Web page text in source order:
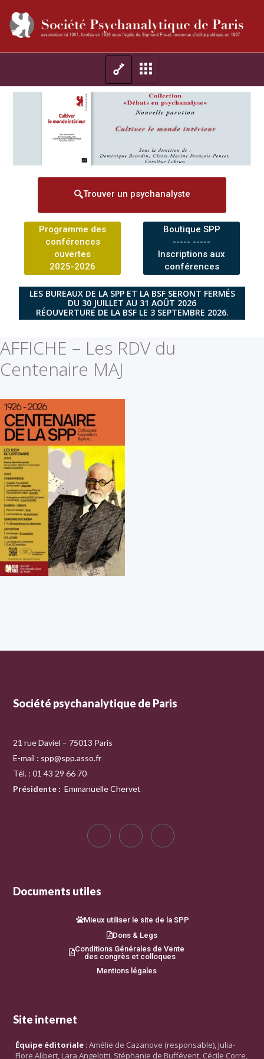
Trouver un psychanalyste
Programme des
conférences
ouvertes
2025-2026
Boutique SPP
----- -----
Inscriptions aux
conférences
LES BUREAUX DE LA SPP ET LA BSF SERONT FERMÉS
DU 30 JUILLET AU 31 AOÛT 2026
RÉOUVERTURE DE LA BSF LE 3 SEPTEMBRE 2026.
AFFICHE – Les RDV du
Centenaire MAJ
Société psychanalytique de Paris
21 rue Daviel – 75013 Paris
E-mail : spp@spp.asso.fr
Tél. : 01 43 29 66 70
Présidente : Emmanuelle Chervet
Documents utiles
Mieux utiliser le site de la SPP
Dons & Legs
Conditions Générales de Vente
des congrès et colloques
Mentions légales
Site internet
Équipe éditoriale : Amélie de Cazanove (responsable), Julia-
Flore Alibert, Lara Angelotti, Stéphanie de Buffévent, Cécile Corre,